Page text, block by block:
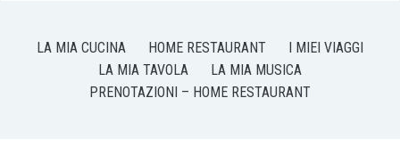
LA MIA CUCINA HOME RESTAURANT
I MIEI VIAGGI
LA MIA TAVOLA
LA MIA MUSICA
PRENOTAZIONI – HOME RESTAURANT